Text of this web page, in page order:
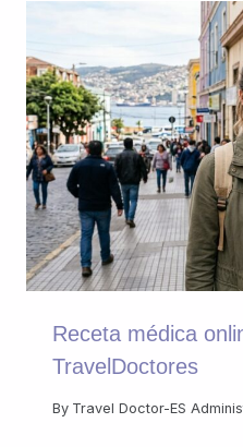
Receta médica
TravelDoctores
By Travel Doctor-ES